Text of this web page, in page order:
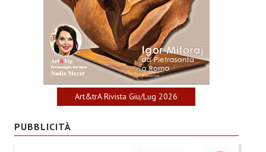
Art&trA Rivista Giu/Lug 2026
PUBBLICITÀ